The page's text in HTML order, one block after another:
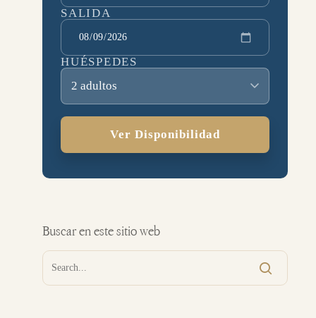
SALIDA
HUÉSPEDES
2 adultos
Ver Disponibilidad
Buscar en este sitio web